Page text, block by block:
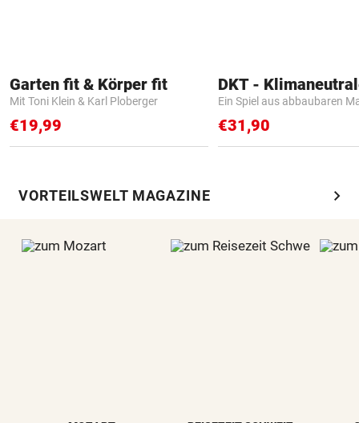
Garten fit & Körper fit
Mit Toni Klein & Karl Ploberger
€19,99
Ein Spiel aus abbaubaren
€31,90
VORTEILSWELT MAGAZINE chevron_right